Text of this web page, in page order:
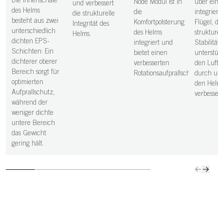
Aufprallschutz,
den Helm
verbessert.
des Helms
besteht aus zwei
unterschiedlich
dichten EPS-
Schichten: Ein
dichterer oberer
Bereich sorgt für
optimierten
Aufprallschutz,
während der
weniger dichte
untere Bereich
das Gewicht
gering hält.
und verbessert
die strukturelle
Integrität des
Helms.
Node Modul ist in
die
Komfortpolsterung
des Helms
integriert und
bietet einen
verbesserten
Rotationsaufprallschutz.
über
Flügel,
den
durch
den